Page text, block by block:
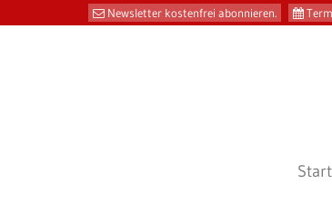
Newsletter kostenfrei abonnieren.